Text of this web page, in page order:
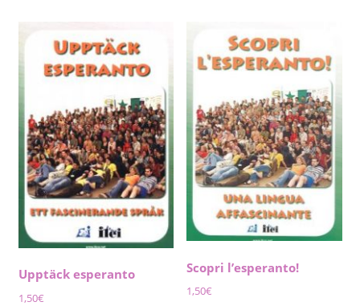
Upptäck esperanto
1,50€
Scopri l’esperanto!
1,50€